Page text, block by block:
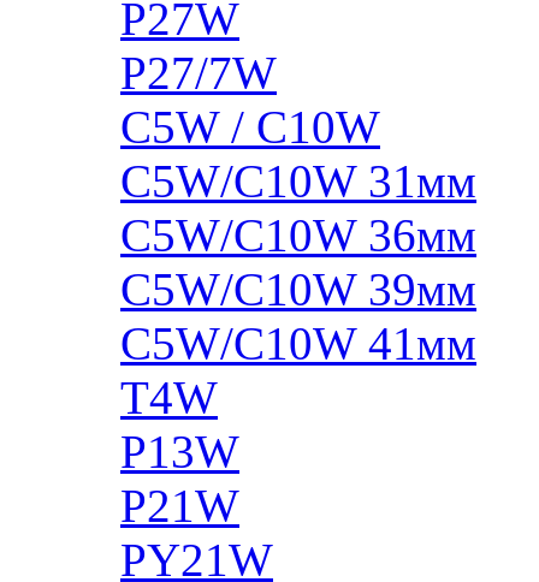
P27W
P27/7W
C5W / C10W
C5W/C10W 31мм
C5W/C10W 36мм
C5W/C10W 39мм
C5W/C10W 41мм
T4W
P13W
P21W
PY21W